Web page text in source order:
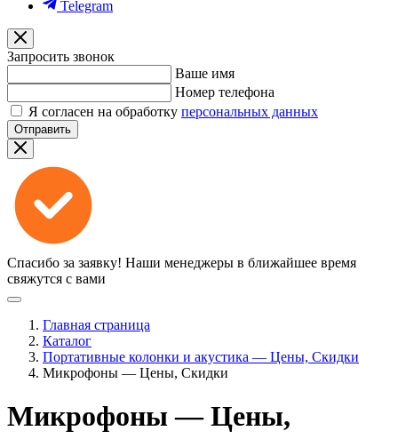
Telegram
Запросить звонок
Ваше имя
Номер телефона
Я согласен на обработку персональных данных
Отправить
Спасибо за заявку! Наши менеджеры в ближайшее время
свяжутся с вами
Главная страница
Каталог
Портативные колонки и акустика — Цены, Скидки
Микрофоны — Цены, Скидки
Микрофоны — Цены,